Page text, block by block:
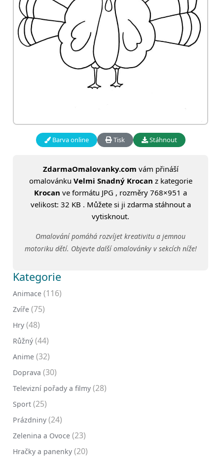
Barva online Tisk Stáhnout
ZdarmaOmalovanky.com vám přináší
omalovánku Velmi Snadný Krocan z kategorie
Krocan ve formátu JPG , rozměry 768×951 a
velikost: 32 KB . Můžete si ji zdarma stáhnout a
vytisknout.
Omalování pomáhá rozvíjet kreativitu a jemnou
motoriku dětí. Objevte další omalovánky v sekcích níže!
Kategorie
Animace (116)
Zvíře (75)
Hry (48)
Růžný (44)
Anime (32)
Doprava (30)
Televizní pořady a filmy (28)
Sport (25)
Prázdniny (24)
Zelenina a Ovoce (23)
Hračky a panenky (20)